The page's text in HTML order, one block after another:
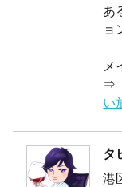
あ
ョ
メ
⇒
い
タ
港